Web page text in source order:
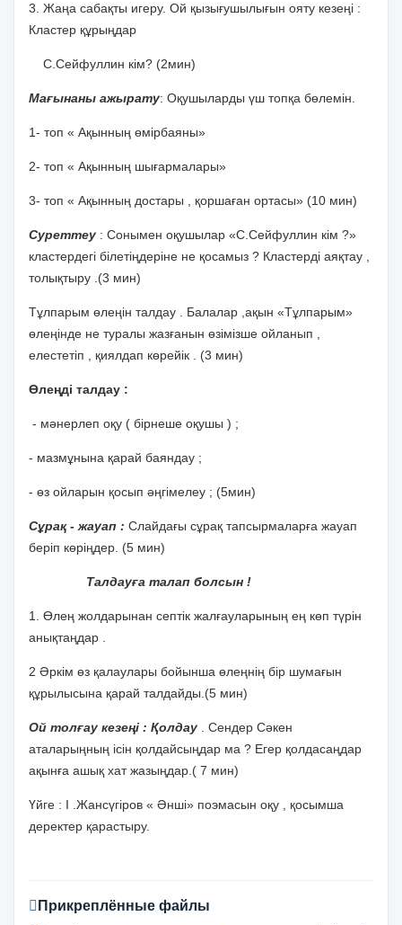
3. Жаңа сабақты игеру. Ой қызығушылығын ояту кезеңі :
Кластер құрыңдар
С.Сейфуллин кім? (2мин)
Мағынаны ажырату: Оқушыларды үш топқа бөлемін.
1- топ « Ақынның өмірбаяны»
2- топ « Ақынның шығармалары»
3- топ « Ақынның достары , қоршаған ортасы» (10 мин)
Суреттеу : Сонымен оқушылар «С.Сейфуллин кім ?»
кластердегі білетіңдеріне не қосамыз ? Кластерді аяқтау ,
толықтыру .(3 мин)
Тұлпарым өлеңін талдау . Балалар ,ақын «Тұлпарым»
өлеңінде не туралы жазғанын өзімізше ойланып ,
елестетіп , қиялдап көрейік . (3 мин)
Өлеңді талдау :
- мәнерлеп оқу ( бірнеше оқушы ) ;
- мазмұнына қарай баяндау ;
- өз ойларын қосып әңгімелеу ; (5мин)
Сұрақ - жауап : Слайдағы сұрақ тапсырмаларға жауап
беріп көріңдер. (5 мин)
Талдауға талап болсын !
1. Өлең жолдарынан септік жалғауларының ең көп түрін
анықтаңдар .
2 Әркім өз қалаулары бойынша өлеңнің бір шумағын
құрылысына қарай талдайды.(5 мин)
Ой толғау кезеңі : Қолдау . Сендер Сәкен
аталарыңның ісін қолдайсыңдар ма ? Егер қолдасаңдар
ақынға ашық хат жазыңдар.( 7 мин)
Үйге : І .Жансүгіров « Әнші» поэмасын оқу , қосымша
деректер қарастыру.
Прикреплённые файлы